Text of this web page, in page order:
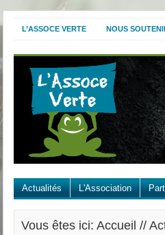
L’ASSOCE VERTE NOUS
Actualités L'Association
Vous êtes ici: Accueil //